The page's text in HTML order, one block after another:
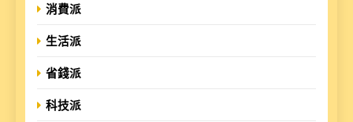
消費派
生活派
省錢派
科技派